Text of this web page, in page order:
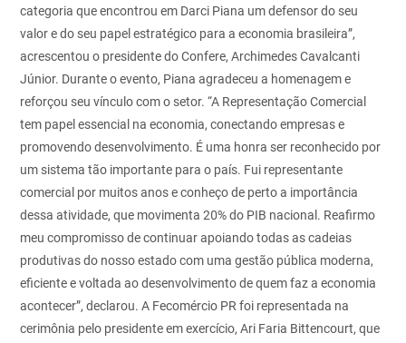
categoria que encontrou em Darci Piana um defensor do seu
valor e do seu papel estratégico para a economia brasileira”,
acrescentou o presidente do Confere, Archimedes Cavalcanti
Júnior. Durante o evento, Piana agradeceu a homenagem e
reforçou seu vínculo com o setor. “A Representação Comercial
tem papel essencial na economia, conectando empresas e
promovendo desenvolvimento. É uma honra ser reconhecido por
um sistema tão importante para o país. Fui representante
comercial por muitos anos e conheço de perto a importância
dessa atividade, que movimenta 20% do PIB nacional. Reafirmo
meu compromisso de continuar apoiando todas as cadeias
produtivas do nosso estado com uma gestão pública moderna,
eficiente e voltada ao desenvolvimento de quem faz a economia
acontecer”, declarou. A Fecomércio PR foi representada na
cerimônia pelo presidente em exercício, Ari Faria Bittencourt, que